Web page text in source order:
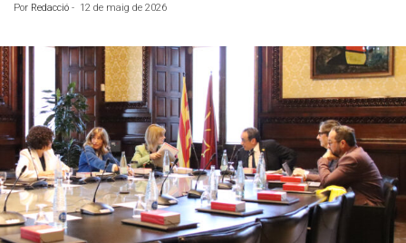
Por Redacció - 12 de maig de 2026